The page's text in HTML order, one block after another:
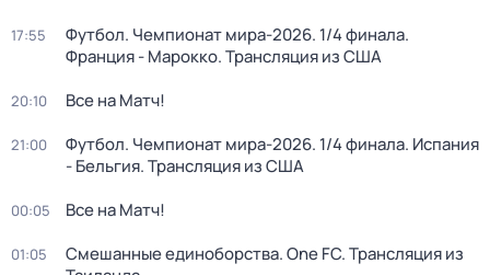
17:55
Футбол. Чемпионат мира-2026. 1/4 финала.
Франция - Марокко. Трансляция из США
20:10 Все на Матч!
21:00
Футбол. Чемпионат мира-2026. 1/4 финала. Испания
- Бельгия. Трансляция из США
00:05 Все на Матч!
01:05
Смешанные единоборства. One FC. Трансляция из